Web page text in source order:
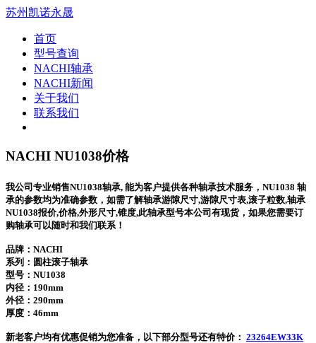
苏州凯诺永晟
首页
型号查询
NACHI轴承
NACHI新闻
关于我们
联系我们
NACHI NU1038价格
我公司专业销售NU1038轴承, 能为客户提供各种轴承技术服务，NU1038 轴
承的参数均为准确参数，如需了解轴承游隙尺寸,游隙尺寸表,滚子粒数,轴承
NU1038报价,价格,外形尺寸,锥度,此轴承型号本公司有现货，如果您需要订
购轴承可以随时和我们联系！
品牌：NACHI
系列：圆柱滚子轴承
型号： NU1038
内径：190mm
外径：290mm
厚度：46mm
新老客户均有优惠促销为您准备，以下部分型号还有特价： 23264EW33K